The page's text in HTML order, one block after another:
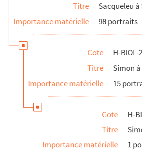
chanteuse
Titre
Sacqueleu à
Importance matérielle
98 portraits
Cote
H-BIOL-
Titre
Simon à
Importance matérielle
15
Cote
H-
Titre
Importance matérielle
1